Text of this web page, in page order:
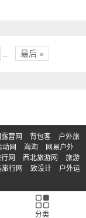
... 最后 »
营网 背包客
户外旅
动网 海淘
网易户外
网 西北旅游网
旅游
行网 致设计
户外运
分类